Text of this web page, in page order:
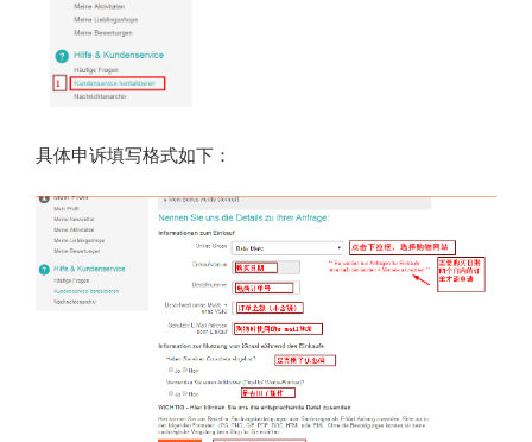
具体申诉填写格式如下：